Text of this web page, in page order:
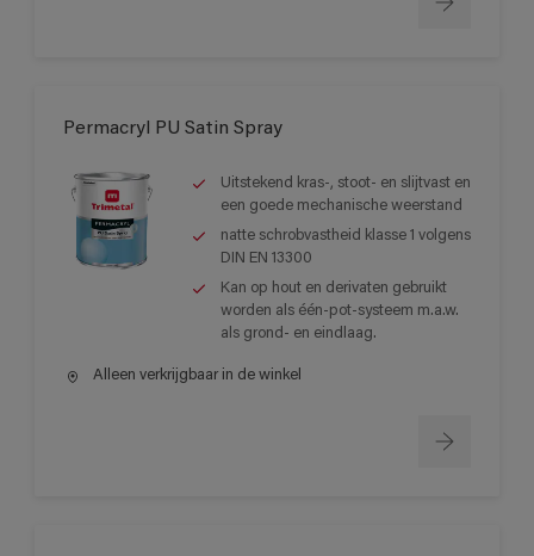
Permacryl PU Satin Spray
Uitstekend kras-, stoot- en slijtvast en
een goede mechanische weerstand
natte schrobvastheid klasse 1 volgens
DIN EN 13300
Kan op hout en derivaten gebruikt
worden als één-pot-systeem m.a.w.
als grond- en eindlaag.
Alleen verkrijgbaar in de winkel